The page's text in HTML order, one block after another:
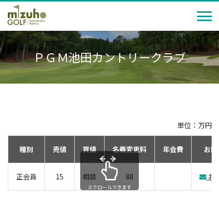
ＰＧＭ池田カントリークラブ
単位：万円
種別 売値 買値 名義変更料 年会費 お
正会員 15 相談 88 お
スクロールできます